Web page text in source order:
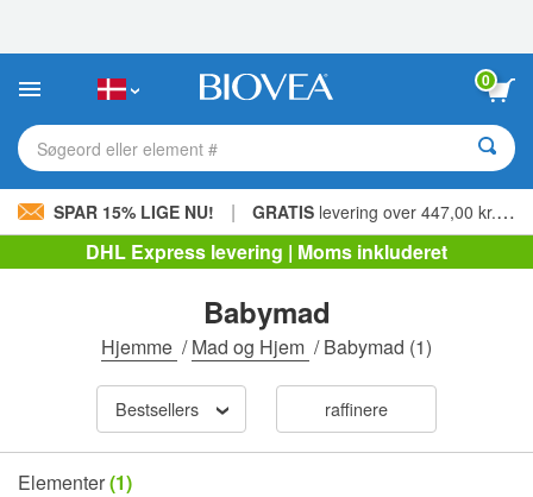
websted
0
Søgeord eller element #
SPAR 15% LIGE NU! | GRATIS levering over 447,00 kr. »
DHL Express levering | Moms inkluderet
Babymad
Hjemme /Mad og Hjem /Babymad (1)
Bestsellers raffinere
Elementer(1)